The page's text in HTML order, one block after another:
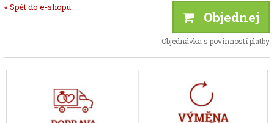
« Spět do e-shopu
Objednej
Objednávka s povinností platby